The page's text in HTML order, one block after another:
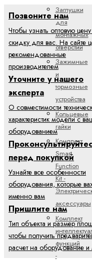
Заглушки
для
монтажных
отверстий
Зажимные
и
тормозные
устройства
Кольцевые
гайки
Комплект
Smart
Function
Kit -
аксессуары
Комплект
функций
-
Позвоните нам
Чтобы узнать оптовую
скидку для вас. На сайте
рекомендованные
производителем
Уточните у нашего
эксперта
О совместимости
характеристик модели с
оборудованием
перед покупкой
Узнайте все особенности
оборудования, которые
именно вам
Пришлите нам
Тип объекта и размер
чтобы получить
расчет на оборудование